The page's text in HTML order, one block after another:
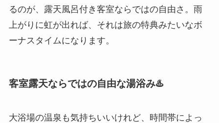
るのが、露天風呂付き客室ならではの自由さ。雨
上がりに虹が出れば、それは旅の特典みたいなボ
ーナスタイムになります。
客室露天ならではの自由な湯浴み♨️
大浴場の温泉も気持ちいいけれど、時間帯によっ